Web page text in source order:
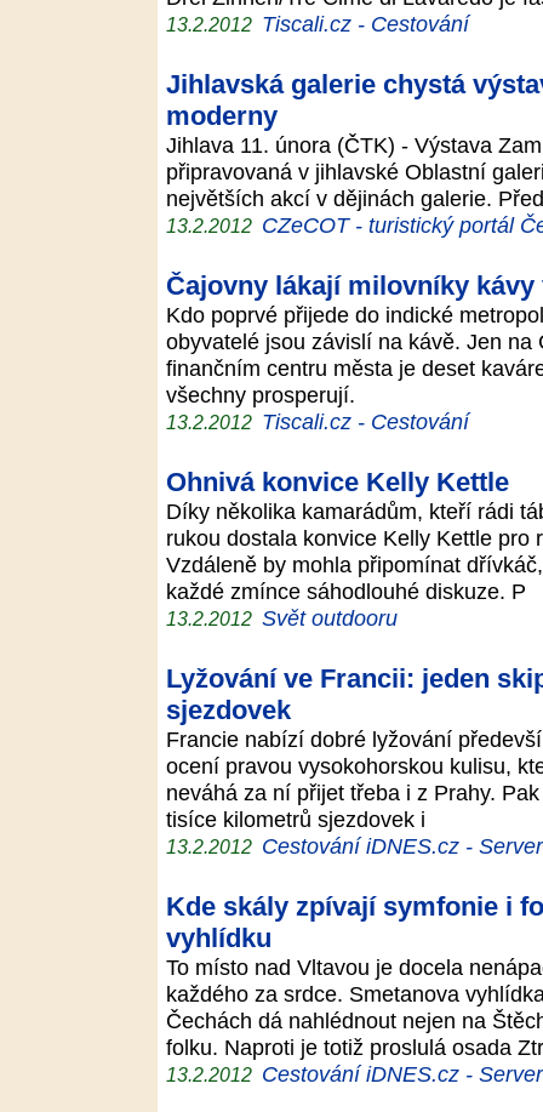
13.2.2012 Tiscali.cz - Cestování
Jihlavská galerie chystá
moderny
Jihlava 11. února (ČTK) - Výstava
připravovaná v jihlavské Oblastní
největších akcí v dějinách galerie.
13.2.2012 CZeCOT - turistický portál
Čajovny lákají milovníky
Kdo poprvé přijede do indické
obyvatelé jsou závislí na kávě. Jen
finančním centru města je deset
všechny prosperují.
13.2.2012 Tiscali.cz - Cestování
Ohnivá konvice Kelly Kettle
Díky několika kamarádům, kteří rádi
rukou dostala konvice Kelly Kettle
Vzdáleně by mohla připomínat
každé zmínce sáhodlouhé diskuze. P
13.2.2012 Svět outdooru
Lyžování ve Francii: jeden
sjezdovek
Francie nabízí dobré lyžování
ocení pravou vysokohorskou kulisu,
neváhá za ní přijet třeba i z Prahy.
tisíce kilometrů sjezdovek i
13.2.2012 Cestování iDNES.cz -
Kde skály zpívají symfonie i
vyhlídku
To místo nad Vltavou je docela
každého za srdce. Smetanova
Čechách dá nahlédnout nejen na
folku. Naproti je totiž proslulá osada
13.2.2012 Cestování iDNES.cz -